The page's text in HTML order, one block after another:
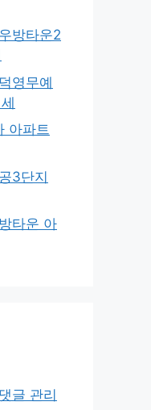
방타운2
영무예
아파트
3단지
타운 아
글 관리